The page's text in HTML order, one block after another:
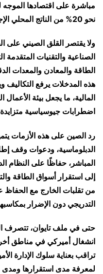
مباشرة على اقتصادها
نحو 20% من الناتج المحلي الإجمالي.
ولا يقتصر القلق الصيني على
الصناعية والتقنيات
الطاقة والمعادن والمعدات
هذه المدخلات يرفع التكاليف
المالية، ما يجعل بيئة
اضطرابات جيوسياسية
رد الصين على هذه الأزمات
الدبلوماسية، ودعوات وقف
المباشر، حفاظًا على النظام
إلى استقرار أسواق الطاقة
من تقلبات الخارج مع الحفاظ
التدريجي دون الإضرار
حتى في ملف تايوان، تتصرف
انشغال أميركي في مناطق
تراقب بعناية سلوك الإدارة
لمعرفة مدى استقرارها ومدى